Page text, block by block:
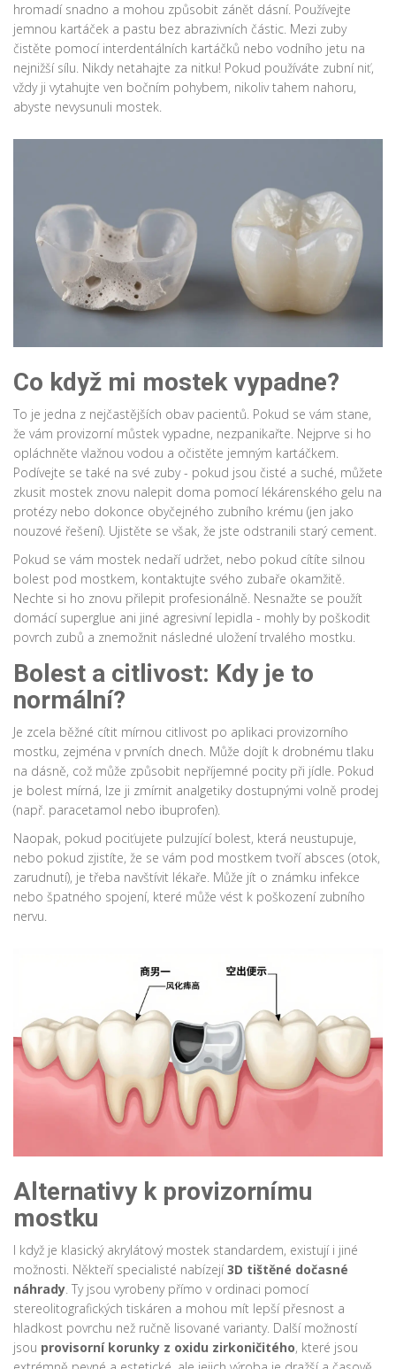
hromadí snadno a mohou způsobit zánět dásní. Používejte
jemnou kartáček a pastu bez abrazivních částic. Mezi zuby
čistěte pomocí interdentálních kartáčků nebo vodního jetu na
nejnižší sílu. Nikdy netahajte za nitku! Pokud používáte zubní niť,
vždy ji vytahujte ven bočním pohybem, nikoliv tahem nahoru,
abyste nevysunuli mostek.
Co když mi mostek vypadne?
To je jedna z nejčastějších obav pacientů. Pokud se vám stane,
že vám provizorní můstek vypadne, nezpanikařte. Nejprve si ho
opláchněte vlažnou vodou a očistěte jemným kartáčkem.
Podívejte se také na své zuby - pokud jsou čisté a suché, můžete
zkusit mostek znovu nalepit doma pomocí lékárenského gelu na
protézy nebo dokonce obyčejného zubního krému (jen jako
nouzové řešení). Ujistěte se však, že jste odstranili starý cement.
Pokud se vám mostek nedaří udržet, nebo pokud cítíte silnou
bolest pod mostkem, kontaktujte svého zubaře okamžitě.
Nechte si ho znovu přilepit profesionálně. Nesnažte se použít
domácí superglue ani jiné agresivní lepidla - mohly by poškodit
povrch zubů a znemožnit následné uložení trvalého mostku.
Bolest a citlivost: Kdy je to
normální?
Je zcela běžné cítit mírnou citlivost po aplikaci provizorního
mostku, zejména v prvních dnech. Může dojít k drobnému tlaku
na dásně, což může způsobit nepříjemné pocity při jídle. Pokud
je bolest mírná, lze ji zmírnit analgetiky dostupnými volně prodej
(např. paracetamol nebo ibuprofen).
Naopak, pokud pociťujete pulzující bolest, která neustupuje,
nebo pokud zjistíte, že se vám pod mostkem tvoří absces (otok,
zarudnutí), je třeba navštívit lékaře. Může jít o známku infekce
nebo špatného spojení, které může vést k poškození zubního
nervu.
Alternativy k provizornímu
mostku
I když je klasický akrylátový mostek standardem, existují i jiné
možnosti. Někteří specialisté nabízejí3D tištěné dočasné
náhrady. Ty jsou vyrobeny přímo v ordinaci pomocí
stereolitografických tiskáren a mohou mít lepší přesnost a
hladkost povrchu než ručně lisované varianty. Další možností
jsou provisorní korunky z oxidu zirkoničitého, které jsou